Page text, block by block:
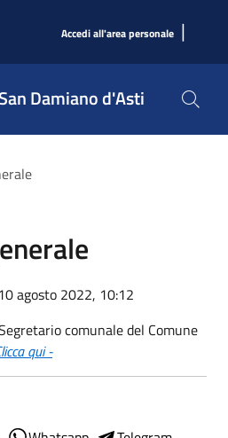
Accedi all'area personale |
Damiano d'Asti
agosto 2022, 10:12
comunale del Comune
qui -